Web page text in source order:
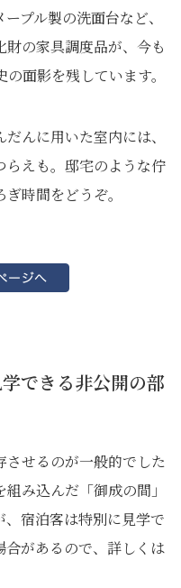
プル製の洗面台など、
の家具調度品が、今も
面影を残しています。
んに用いた室内には、
らえも。邸宅のような佇
時間をどうぞ。
できる非公開の部
せるのが一般的でした
み込んだ「御成の間」
宿泊客は特別に見学で
合があるので、詳しくは